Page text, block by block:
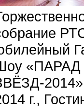
«ПАРАД
г.,